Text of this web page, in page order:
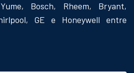
Bosch, Rheem, Bryant,
GE e Honeywell entre